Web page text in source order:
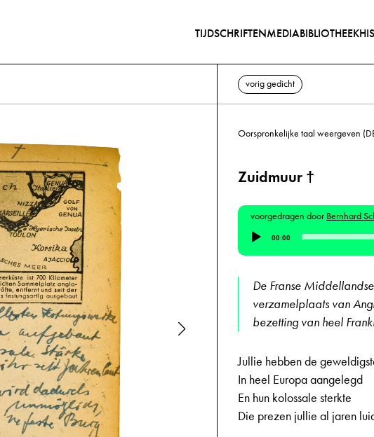
TIJDSCHRIFTENMEDIABIBLIOTHEEK
vorig gedicht
Oorspronkelijke taal weergeven
Zuidmuur †
voorgedragen door Bernhard
Audiospeler
00:00
De Franse
verzamelplaats van
bezetting van heel
Jullie hebben de
In heel Europa aangelegd
En hun kolossale sterkte
Die prezen jullie al jaren